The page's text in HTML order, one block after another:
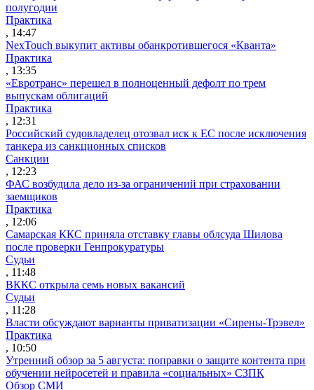
полугодии
Практика
, 14:47
NexTouch выкупит активы обанкротившегося «Кванта»
Практика
, 13:35
«Евротранс» перешел в полноценный дефолт по трем
выпускам облигаций
Практика
, 12:31
Российский судовладелец отозвал иск к ЕС после исключения
танкера из санкционных списков
Санкции
, 12:23
ФАС возбудила дело из-за ограничений при страховании
заемщиков
Практика
, 12:06
Самарская ККС приняла отставку главы облсуда Шилова
после проверки Генпрокуратуры
Судьи
, 11:48
ВККС открыла семь новых вакансий
Судьи
, 11:28
Власти обсуждают варианты приватизации «Сирены-Трэвел»
Практика
, 10:50
Утренний обзор за 5 августа: поправки о защите контента при
обучении нейросетей и правила «социальных» СЗПК
Обзор СМИ